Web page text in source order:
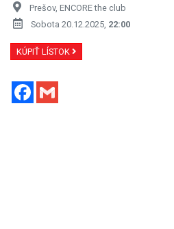
Prešov, ENCORE the club
Sobota 20.12.2025, 22:00
KÚPIŤ LÍSTOK
Facebook